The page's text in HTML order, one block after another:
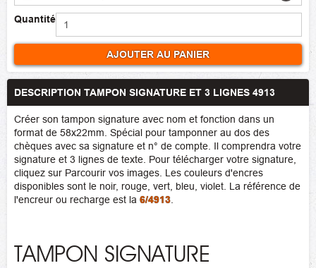
Quantité
AJOUTER AU PANIER
DESCRIPTION TAMPON SIGNATURE ET 3 LIGNES 4913
Créer son tampon signature avec nom et fonction dans un
format de 58x22mm. Spécial pour tamponner au dos des
chèques avec sa signature et n° de compte. Il comprendra votre
signature et 3 lignes de texte. Pour télécharger votre signature,
cliquez sur Parcourir vos images. Les couleurs d'encres
disponibles sont le noir, rouge, vert, bleu, violet. La référence de
l'encreur ou recharge est la 6/4913
TAMPON SIGNATURE